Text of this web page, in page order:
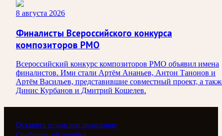
8 августа 2026
Финалисты Всероссийского конкурса
композиторов РМО
Всероссийский конкурс композиторов РМО объявил имена
финалистов. Ими стали Артём Ананьев, Антон Танонов и
Артём Васильев, представившие совместный проект, а
Динис Курбанов и Дмитрий Кошелев.
Оставить отзыв или пожелание